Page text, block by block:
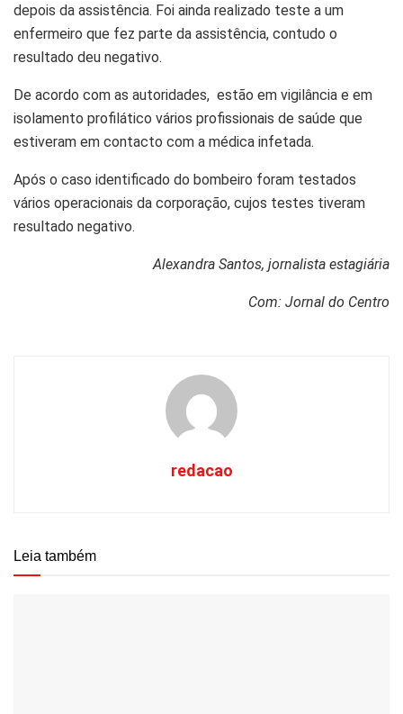
depois da assistência. Foi ainda realizado teste a um
enfermeiro que fez parte da assistência, contudo o
resultado deu negativo.
De acordo com as autoridades, estão em vigilância e em
isolamento profilático vários profissionais de saúde que
estiveram em contacto com a médica infetada.
Após o caso identificado do bombeiro foram testados
vários operacionais da corporação, cujos testes tiveram
resultado negativo.
Alexandra Santos, jornalista estagiária
Com: Jornal do Centro
redacao
Leia também